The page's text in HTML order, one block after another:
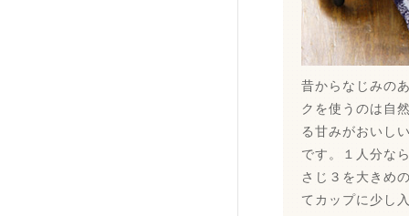
昔からなじみの
クを使うのは自
る甘みがおいし
です。１人分な
さじ３を大きめ
てカップに少し